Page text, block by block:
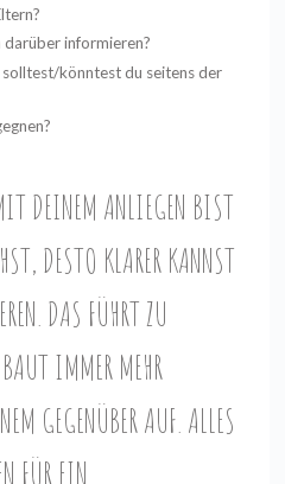
informieren?
könntest du seitens der
DEINEM ANLIEGEN BIST
DESTO KLARER KANNST
DAS FÜHRT ZU
IMMER MEHR
GEGENÜBER AUF. ALLES
FÜR EIN